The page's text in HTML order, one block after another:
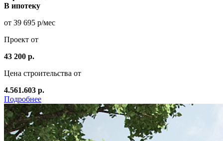
В ипотеку
от 39 695 р/мес
Проект от
43 200 р.
Цена строительства от
4.561.603 р.
Подробнее